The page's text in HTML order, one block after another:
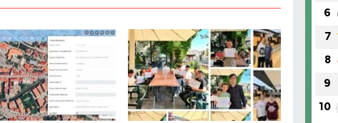
6
7
8
9
10